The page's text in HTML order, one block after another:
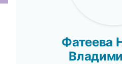
Фатеева